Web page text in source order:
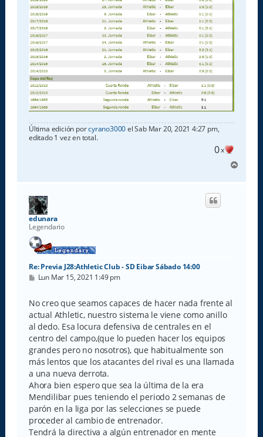
Última edición porcyrano3000el Sab Mar 20, 2021 4:27 pm,
editado 1 vez en total.
0x
r
edunara
Legendario
Re: Previa J28:Athletic Club - SD Eibar Sábado 14:00
M
s
a
j
e
Lun Mar 15, 2021 1:49 pm
No creo que seamos capaces de hacer nada frente al
actual Athletic, nuestro sistema le viene como anillo
al dedo. Esa locura defensiva de centrales en el
centro del campo,(que lo pueden hacer los equipos
grandes pero no nosotros), que habitualmente son
más lentos que los atacantes del rival es una llamada
a una nueva derrota.
Ahora bien espero que sea la última de la era
Mendilibar pues teniendo el periodo 2 semanas de
parón en la liga por las selecciones se puede
proceder al cambio de entrenador.
Tendrá la directiva a algún entrenador en mente